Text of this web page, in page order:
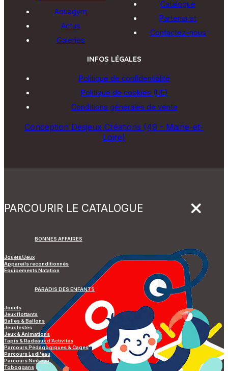
Aquagym
Actus
Galeries
Catalogue
Partenariat
Contactez-nous
INFOS LÉGALES
Politique de confidentialité
Politique de cookies (UE)
Conditions générales de vente
Conception Desjeux Créations (49 - Maine-et-
Loire)
PARCOURIR LE CATALOGUE
BONNES AFFAIRES
Jouets/Jeux
Appareils reconditionnés
Equipements Natation
PARADIS DES ENFANTS
Jouets
Jeux flottants
Balles & Ballons
Jeux lestés
Jeux & Animations
Tapis & Radeaux d’Activités
Parcours Pédagogiques & Cages
Parcours Ludi'eau
Parcours Ninkaya
Toboggans